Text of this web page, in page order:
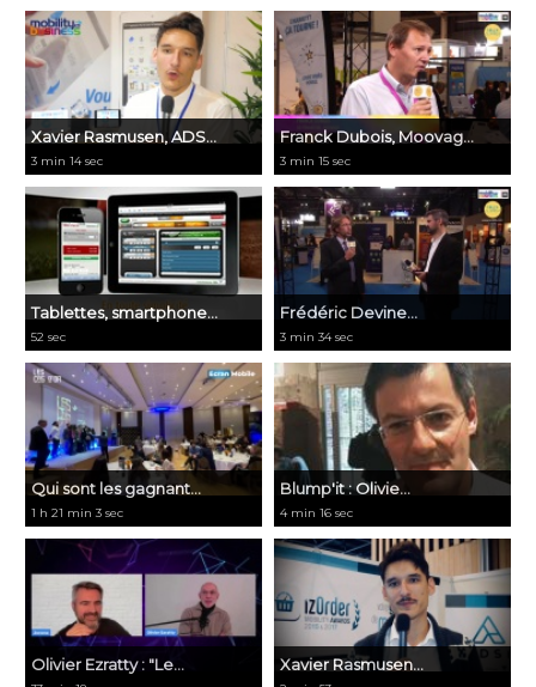
Xavier Rasmusen, ADS...
3 min 14 sec
Franck Dubois, Moovag...
3 min 15 sec
Tablettes, smartphone...
52 sec
Frédéric Devine...
3 min 34 sec
​Qui sont les gagnant...
1 h 21 min 3 sec
Blump'it : Olivie...
4 min 16 sec
Olivier Ezratty : "Le... Xavier Rasmusen...